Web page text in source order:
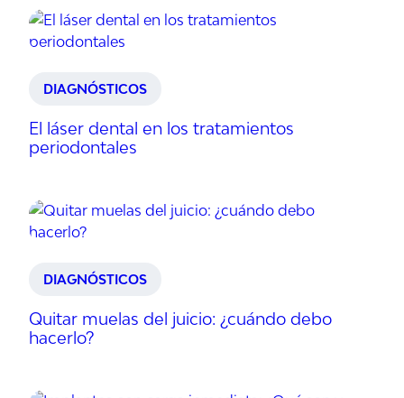
DIAGNÓSTICOS
El láser dental en los tratamientos
periodontales
DIAGNÓSTICOS
Quitar muelas del juicio: ¿cuándo debo
hacerlo?